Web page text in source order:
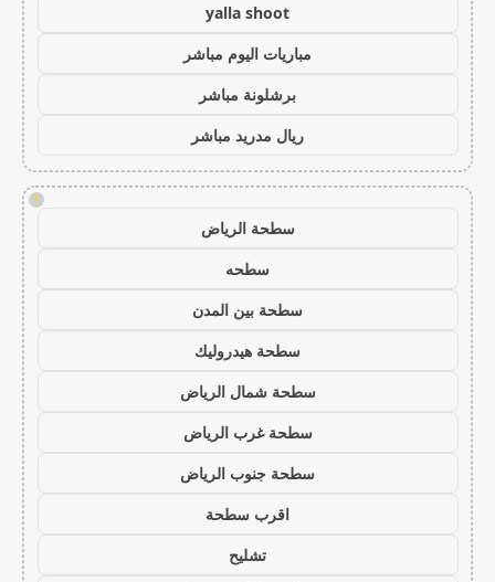
yalla shoot
مباريات اليوم مباشر
برشلونة مباشر
ريال مدريد مباشر
!
سطحة الرياض
سطحه
سطحة بين المدن
سطحة هيدروليك
سطحة شمال الرياض
سطحة غرب الرياض
سطحة جنوب الرياض
اقرب سطحة
تشليح